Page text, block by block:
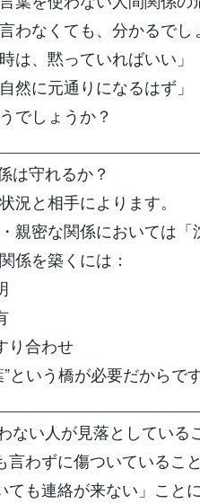
わなくても、分かるでし
は、黙っていればいい」
然に元通りになるはず」
でしょうか？
は守れるか？
と相手によります。
親密な関係においては「
係を築くには：
り合わせ
という橋が必要だからです
ない人が見落としている
言わずに傷ついていること
ても連絡が来ない」こと